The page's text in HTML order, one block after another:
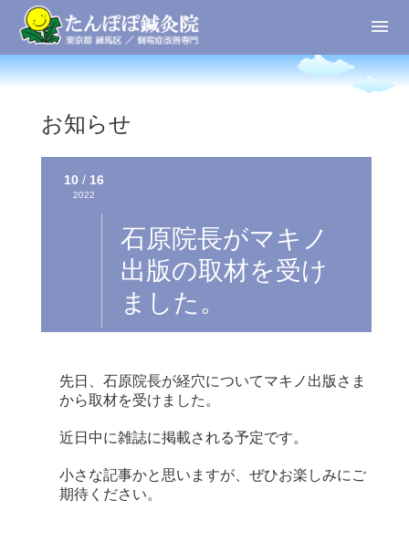
お知らせ
10/ 16
2022
石原院長がマキノ
出版の取材を受け
ました。
先日、石原院長が経穴についてマキノ出版さま
から取材を受けました。
近日中に雑誌に掲載される予定です。
小さな記事かと思いますが、ぜひお楽しみにご
期待ください。